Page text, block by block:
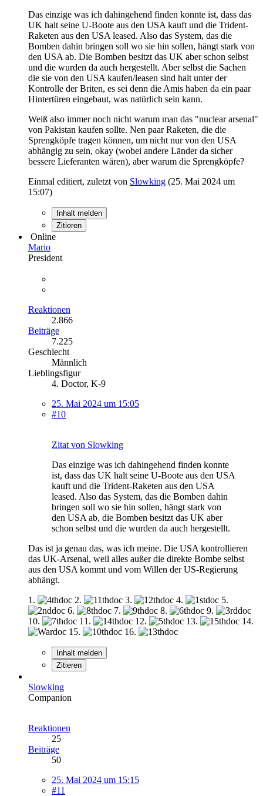
Das einzige was ich dahingehend finden konnte ist, dass das
UK halt seine U-Boote aus den USA kauft und die Trident-
Raketen aus den USA leased. Also das System, das die
Bomben dahin bringen soll wo sie hin sollen, hängt stark von
den USA ab. Die Bomben besitzt das UK aber schon selbst
und die wurden da auch hergestellt. Aber selbst die Sachen
die sie von den USA kaufen/leasen sind halt unter der
Kontrolle der Briten, es sei denn die Amis haben da ein paar
Hintertüren eingebaut, was natürlich sein kann.
Weiß also immer noch nicht warum man das "nuclear arsenal"
von Pakistan kaufen sollte. Nen paar Raketen, die die
Sprengköpfe tragen können, um nicht nur von den USA
abhängig zu sein, okay (wobei andere Länder da sicher
bessere Lieferanten wären), aber warum die Sprengköpfe?
Einmal editiert, zuletzt von Slowking (25. Mai 2024 um
15:07)
Inhalt melden
Zitieren
Online
Mario
President
Reaktionen
2.866
Beiträge
7.225
Geschlecht
Männlich
Lieblingsfigur
4. Doctor, K-9
25. Mai 2024 um 15:05
#10
Zitat von Slowking
Das einzige was ich dahingehend finden konnte
ist, dass das UK halt seine U-Boote aus den USA
kauft und die Trident-Raketen aus den USA
leased. Also das System, das die Bomben dahin
bringen soll wo sie hin sollen, hängt stark von
den USA ab, die Bomben besitzt das UK aber
schon selbst und die wurden da auch hergestellt.
Das ist ja genau das, was ich meine. Die USA kontrollieren
das UK-Arsenal, weil alles außer die direkte Bombe selbst
aus den USA kommt und vom Willen der US-Regierung
abhängt.
1.
2. 3. 4.
5.
6.
7. 8.
9.
10.
11. 12. 13.
14.
15.
16.
Inhalt melden
Zitieren
Slowking
Companion
Reaktionen
25
Beiträge
50
25. Mai 2024 um 15:15
#11